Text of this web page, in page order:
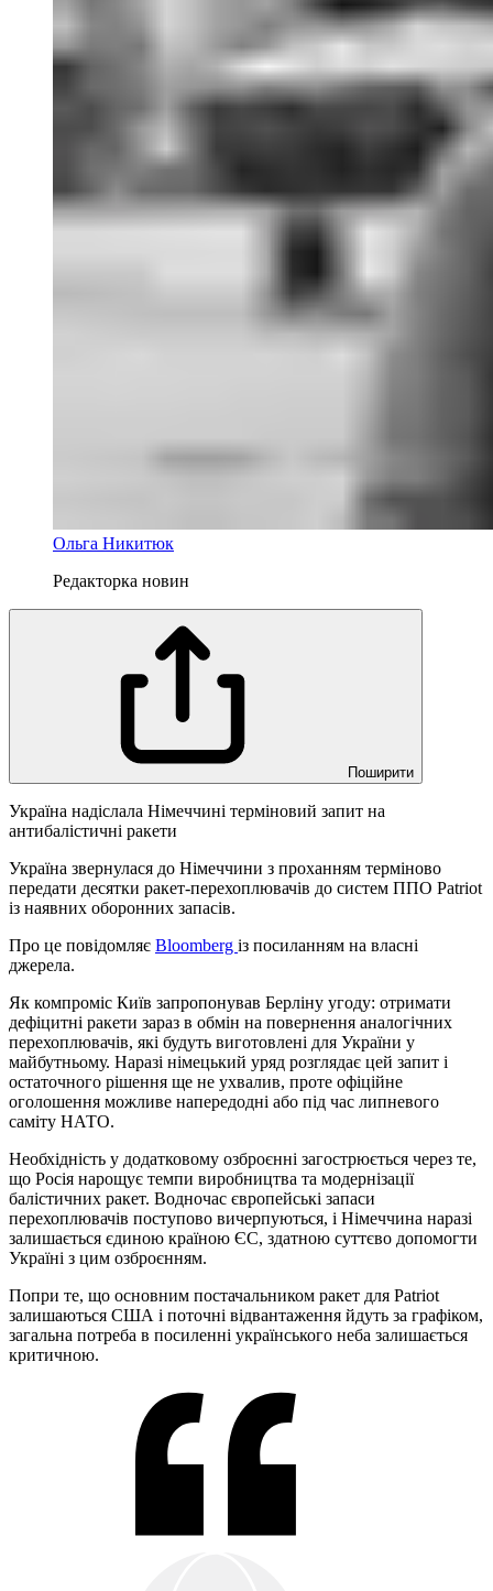
Ольга Никитюк
Редакторка новин
Поширити
Україна надіслала Німеччині терміновий запит на
антибалістичні ракети
Україна звернулася до Німеччини з проханням терміново
передати десятки ракет-перехоплювачів до систем ППО Patriot
із наявних оборонних запасів.
Про це повідомляє Bloomberg із посиланням на власні
джерела.
Як компроміс Київ запропонував Берліну угоду: отримати
дефіцитні ракети зараз в обмін на повернення аналогічних
перехоплювачів, які будуть виготовлені для України у
майбутньому. Наразі німецький уряд розглядає цей запит і
остаточного рішення ще не ухвалив, проте офіційне
оголошення можливе напередодні або під час липневого
саміту НАТО.
Необхідність у додатковому озброєнні загострюється через те,
що Росія нарощує темпи виробництва та модернізації
балістичних ракет. Водночас європейські запаси
перехоплювачів поступово вичерпуються, і Німеччина наразі
залишається єдиною країною ЄС, здатною суттєво допомогти
Україні з цим озброєнням.
Попри те, що основним постачальником ракет для Patriot
залишаються США і поточні відвантаження йдуть за графіком,
загальна потреба в посиленні українського неба залишається
критичною.